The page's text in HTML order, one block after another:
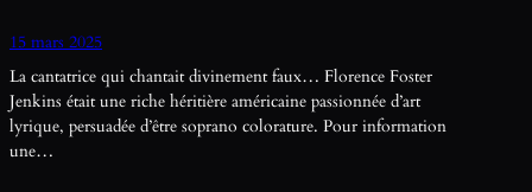
15 mars 2025
La cantatrice qui chantait divinement faux… Florence Foster
Jenkins était une riche héritière américaine passionnée d’art
lyrique, persuadée d’être soprano colorature. Pour information
une…